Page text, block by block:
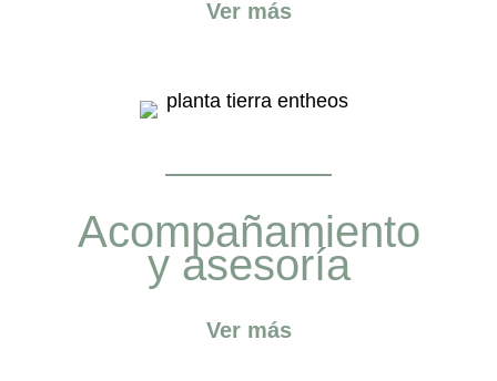
Ver más
Acompañamiento
y asesoría
Ver más